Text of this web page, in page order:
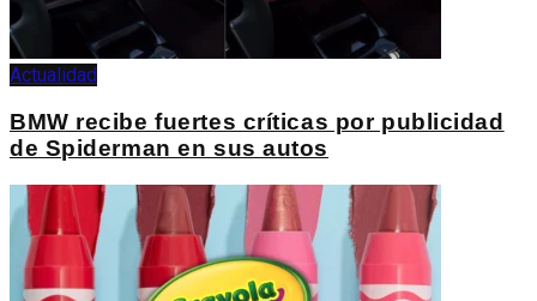
Actualidad
BMW recibe fuertes críticas por publicidad
de Spiderman en sus autos